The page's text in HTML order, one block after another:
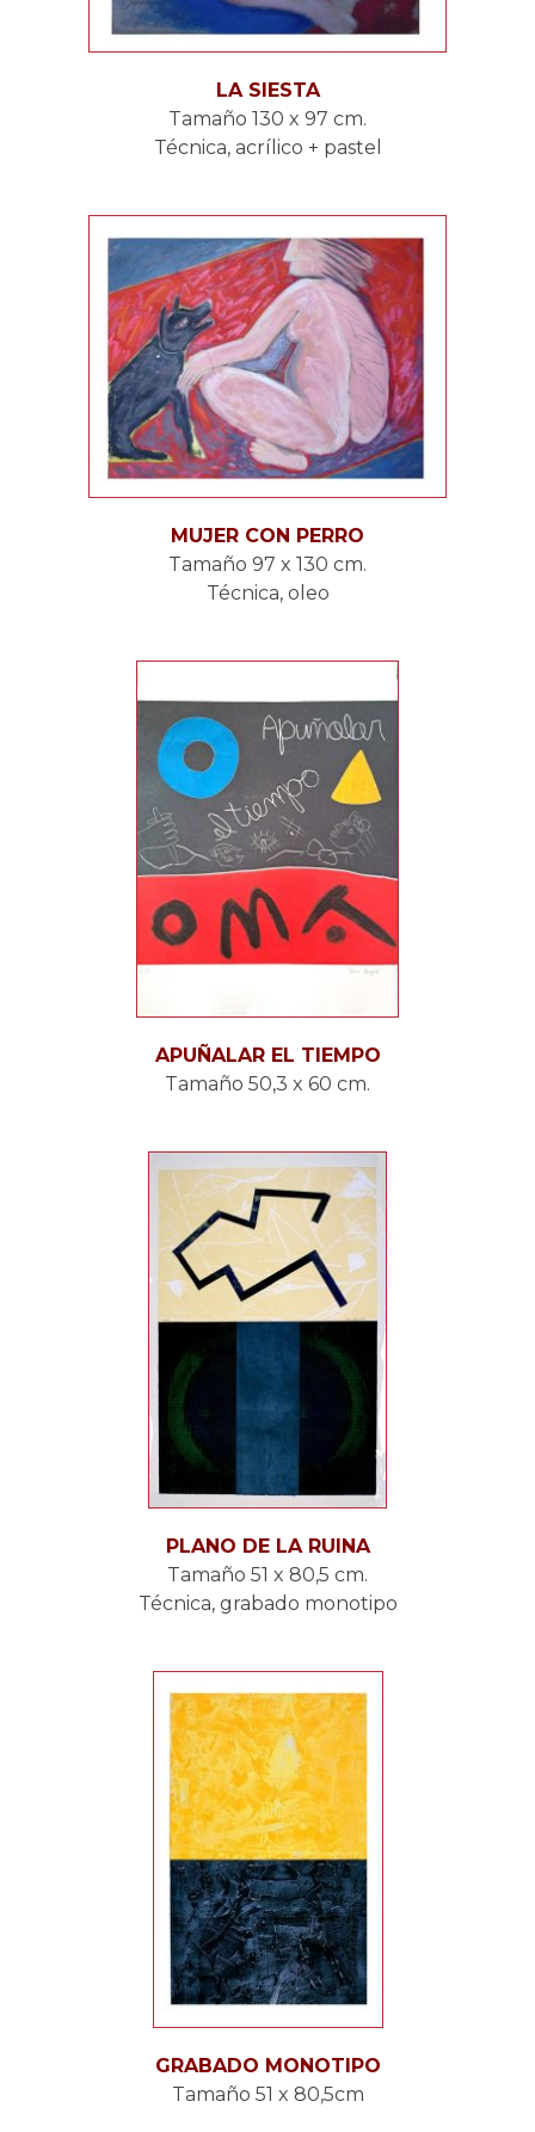
LA SIESTA
Tamaño 130 x 97 cm.
Técnica, acrílico + pastel
MUJER CON PERRO
Tamaño 97 x 130 cm.
Técnica, oleo
APUÑALAR EL TIEMPO
Tamaño 50,3 x 60 cm.
PLANO DE LA RUINA
Tamaño 51 x 80,5 cm.
Técnica, grabado monotipo
GRABADO MONOTIPO
Tamaño 51 x 80,5cm